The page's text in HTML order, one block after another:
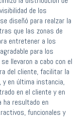
de los
diseñó para realzar la
que las zonas de
entretener a los
para los
llevaron a cabo con el
del cliente, facilitar la
y en última instancia,
en el cliente y en
ha resultado en
funcionales y